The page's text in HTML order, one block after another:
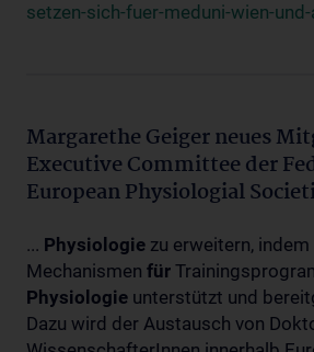
setzen-sich-fuer-meduni-wien-
Margarethe Geiger neues
Executive Committee der
European Physiologial
... Physiologie zu erweitern,
Mechanismen für
Physiologie unterstützt und
Dazu wird der Austausch von